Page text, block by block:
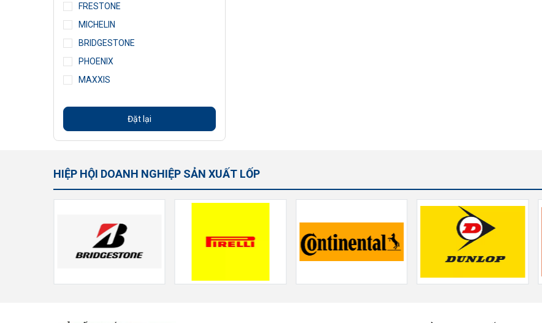
FRESTONE
MICHELIN
BRIDGESTONE
PHOENIX
MAXXIS
Đặt lại
HIỆP HỘI DOANH NGHIỆP SẢN XUẤT LỐP